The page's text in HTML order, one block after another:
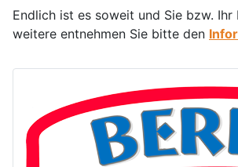
Endlich ist es soweit und Sie bzw.
weitere entnehmen Sie bitte den